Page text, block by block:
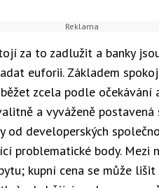
za to zadlužit a banky
euforii. Základem
zcela podle očekávání
a vyváženě
od developerských
problematické body. Mezi
kupní cena se může